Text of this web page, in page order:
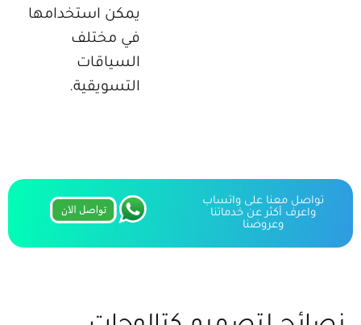
يمكن استخدامها
في مختلف
السياقات
التسويقية.
تواصل معنا على واتساب
واعرف أكثر عن خدماتنا
وعروضنا